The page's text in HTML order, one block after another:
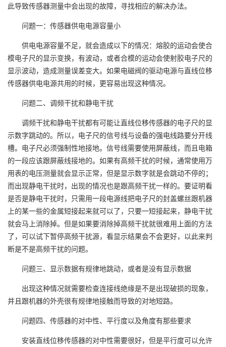
此导致传感器测量中会出现的故障，寻找相应的解决办法。
问题一：传感器供电电源容量小
供电电源容量不足，就会造成以下的情况：熔胶的运动会使合
模电子尺的显示变换，有波动，或者合模的运动会使射胶电子尺的
显示波动，造成测量误差变大。如果电磁阀的驱动电源与直线位移
传感器供电电源共用的时候，更容易出现这种情况。
问题二、调频干扰和静电干扰
调频干扰和静电干扰都有可能让直线位移传感器的电子尺的显
示数字跳动的。所以，电子尺的信号线与设备的强电线路要分开线
槽。电子尺必须强制性地接地。信号线需要使用屏蔽线，而且电箱
的一段应该跟屏蔽线接地的。如果有高频干扰的时候，通常使用万
用表的电压测量就会显示正常，但是显示数字就是会跳动不停的；
而出现静电干扰时，出现的情况也是跟高频干扰一样的。要证明看
是否是静电干扰时，只需用一段电源线把电子尺的封盖螺丝跟机器
上的某一些的金属短接起来就可以了，只要一短接起来，静电干扰
就会马上消除掉。但是如果要消除掉高频干扰就很难用上面的方法
了，可以试下暂停高频干扰源，看显示结果会不会更好，以此来判
断是不是高频干扰的问题。
问题三、显示数据有规律地跳动，或者是没有显示数据
出现这种情况就需要检查连接线绝缘是不是出现破损的现象，
并且跟机器的外壳很有规律地接触而导致的对地短路。
问题四、传感器的对中性、平行度以及角度有那些要求
安装直线位移传感器的对中性需要很好，但是平行度可以允许